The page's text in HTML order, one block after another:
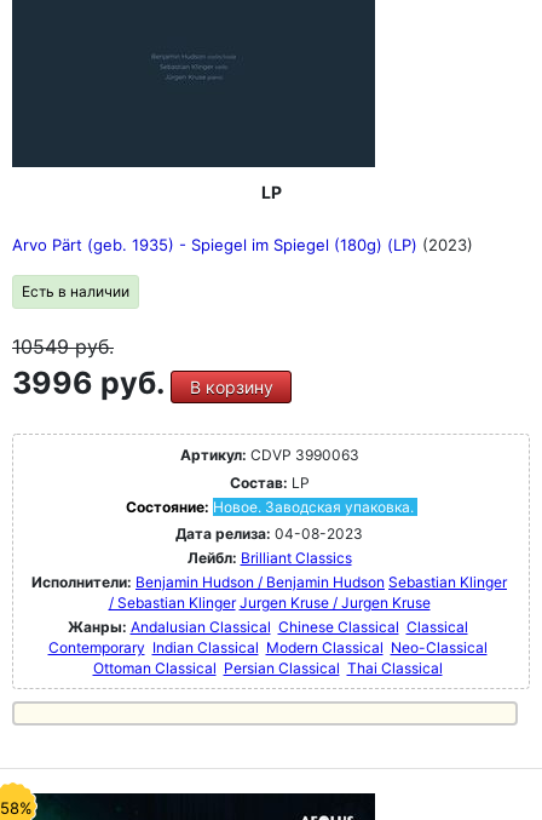
LP
Arvo Pärt (geb. 1935) - Spiegel im Spiegel (180g) (LP) (2023)
Есть в наличии
10549руб.
3996 руб. В корзину
Артикул: CDVP 3990063
Состав: LP
Состояние: Новое. Заводская упаковка.
Дата релиза: 04-08-2023
Лейбл: Brilliant Classics
Исполнители: Benjamin Hudson / Benjamin Hudson Sebastian Klinger
/ Sebastian Klinger Jurgen Kruse / Jurgen Kruse
Жанры: Andalusian Classical Chinese Classical Classical
Contemporary Indian Classical Modern Classical Neo-Classical
Ottoman Classical Persian Classical Thai Classical